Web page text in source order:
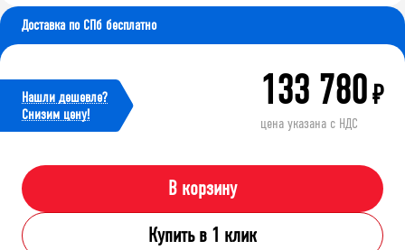
Доставка по СПб бесплатно
Нашли дешевле?
Cнизим цену!
133 780₽
цена указана с НДС
В корзину
Купить в 1 клик